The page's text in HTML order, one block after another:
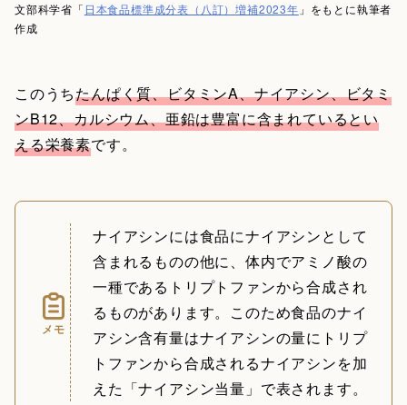
文部科学省「 日本食品標準成分表（八訂）増補2023年 」をもとに執筆者
作成
このうちたんぱく質、ビタミンA、ナイアシン、ビタミ
ンB12、カルシウム、亜鉛は豊富に含まれているとい
える栄養素です。
メモ
ナイアシンには食品にナイアシンとして
含まれるものの他に、体内でアミノ酸の
一種であるトリプトファンから合成され
るものがあります。このため食品のナイ
アシン含有量はナイアシンの量にトリプ
トファンから合成されるナイアシンを加
えた「ナイアシン当量」で表されます。